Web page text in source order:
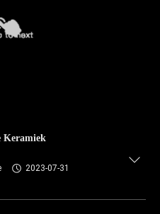
Keramiek
2023-07-31